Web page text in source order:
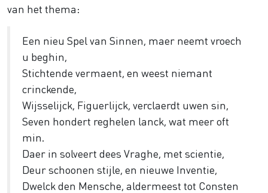
van het thema:
Een nieu Spel van Sinnen, maer neemt vroech
u beghin,
Stichtende vermaent, en weest niemant
crinckende,
Wijsselijck, Figuerlijck, verclaerdt uwen sin,
Seven hondert reghelen lanck, wat meer oft
min.
Daer in solveert dees Vraghe, met scientie,
Deur schoonen stijle, en nieuwe Inventie,
Dwelck den Mensche, aldermeest tot Consten